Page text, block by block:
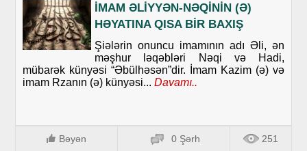
İMAM ƏLİYYƏN-NƏQİNİN (Ə)
HƏYATINA QISA BİR BAXIŞ
Şiələrin onuncu imamının adı Əli, ən
məşhur ləqəbləri Nəqi və Hadi,
mübarək künyəsi “Əbülhəsən”dir. İmam Kazim (ə) və
imam Rzanın (ə) künyəsi... Davamı..
Bəyən 0 Şərh 251